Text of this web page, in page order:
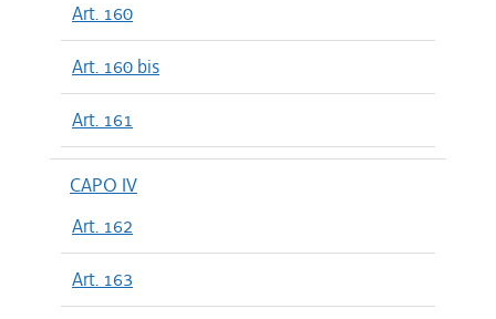
Art. 160
Art. 160 bis
Art. 161
CAPO IV
Art. 162
Art. 163